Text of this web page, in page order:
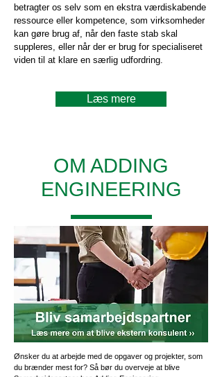
betragter os selv som en ekstra værdiskabende
ressource eller kompetence, som virksomheder
kan gøre brug af, når den faste stab skal
suppleres, eller når der er brug for specialiseret
viden til at klare en særlig udfordring.
Læs mere
OM ADDING
ENGINEERING
Ønsker du at arbejde med de opgaver og projekter, som
du brænder mest for? Så bør du overveje at blive